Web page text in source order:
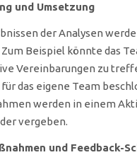
und Umsetzung
der Analysen
Beispiel könnte das
Vereinbarungen zu
das eigene Team
werden in einem
vergeben.
und Feedback-